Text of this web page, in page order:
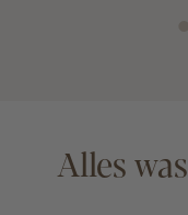
Alles was